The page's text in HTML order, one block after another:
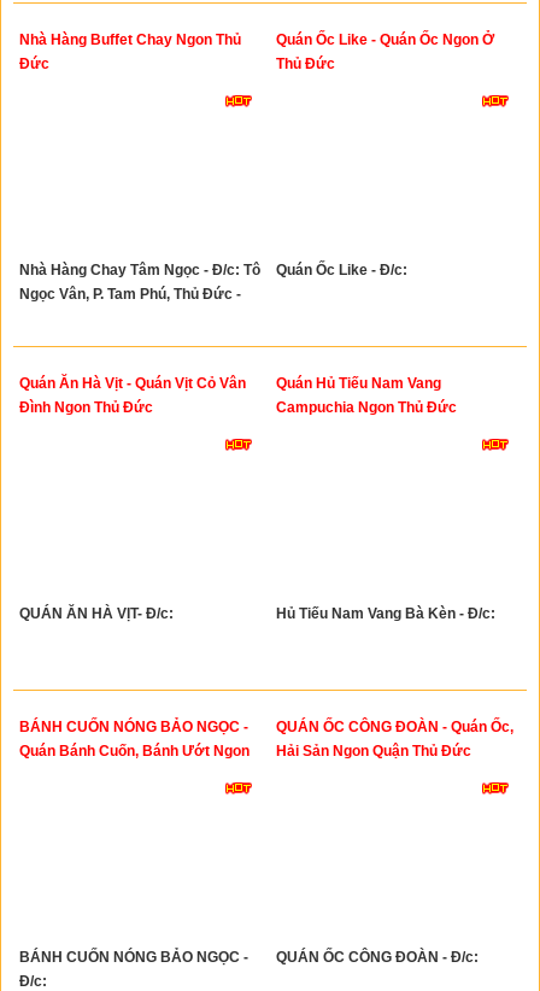
Nhà Hàng Buffet Chay Ngon Thủ
Đức
Nhà Hàng Chay Tâm Ngọc - Đ/c: Tô
Ngọc Vân, P. Tam Phú, Thủ Đức -
Quán Ốc Like - Quán Ốc Ngon Ở
Thủ Đức
Quán Ốc Like - Đ/c:
Quán Ăn Hà Vịt - Quán Vịt Cỏ Vân
Đình Ngon Thủ Đức
QUÁN ĂN HÀ VỊT- Đ/c:
Quán Hủ Tiếu Nam Vang
Campuchia Ngon Thủ Đức
Hủ Tiếu Nam Vang Bà Kèn - Đ/c:
BÁNH CUỐN NÓNG BẢO NGỌC -
Quán Bánh Cuốn, Bánh Ướt Ngon
BÁNH CUỐN NÓNG BẢO NGỌC -
Đ/c:
QUÁN ỐC CÔNG ĐOÀN - Quán Ốc,
Hải Sản Ngon Quận Thủ Đức
QUÁN ỐC CÔNG ĐOÀN - Đ/c: